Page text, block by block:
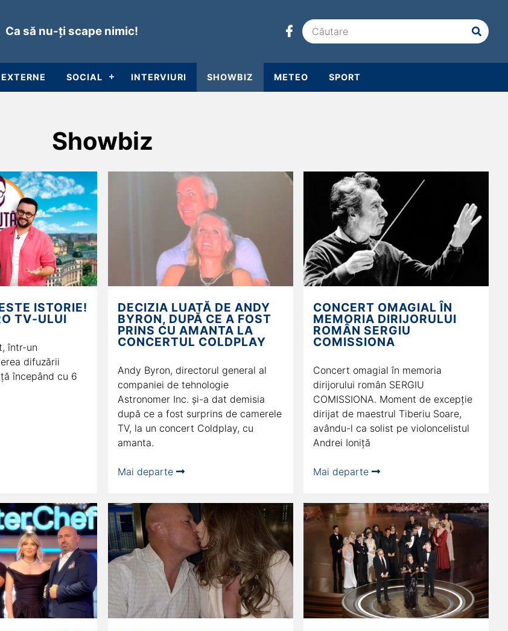
Ca să nu-ți scape nimic!
EXTERNE SOCIAL INTERVIURI SHOWBIZ METEO SPORT
Showbiz
ISTORIE!
TV-ULUI
într-un
difuzării
începând cu 6
DECIZIA LUATĂ DE ANDY
BYRON, DUPĂ CE A FOST
PRINS CU AMANTA LA
CONCERTUL COLDPLAY
Andy Byron, directorul general al
companiei de tehnologie
Astronomer Inc. și-a dat demisia
după ce a fost surprins de camerele
TV, la un concert Coldplay, cu
amanta.
Mai departe
CONCERT OMAGIAL ÎN
MEMORIA DIRIJORULUI
ROMÂN SERGIU
COMISSIONA
Concert omagial în memoria
dirijorului român SERGIU
COMISSIONA. Moment de excepție
dirijat de maestrul Tiberiu Soare,
avându-l ca solist pe violoncelistul
Andrei Ioniță
Mai departe